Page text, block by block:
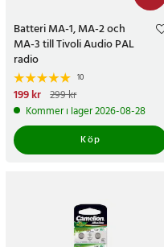
Batteri MA-1, MA-2 och
MA-3 till Tivoli Audio PAL
radio
10
Nuvarande pris
pris:299 kr
199 kr 299 kr
Kommer i lager 2026-08-28
Köp